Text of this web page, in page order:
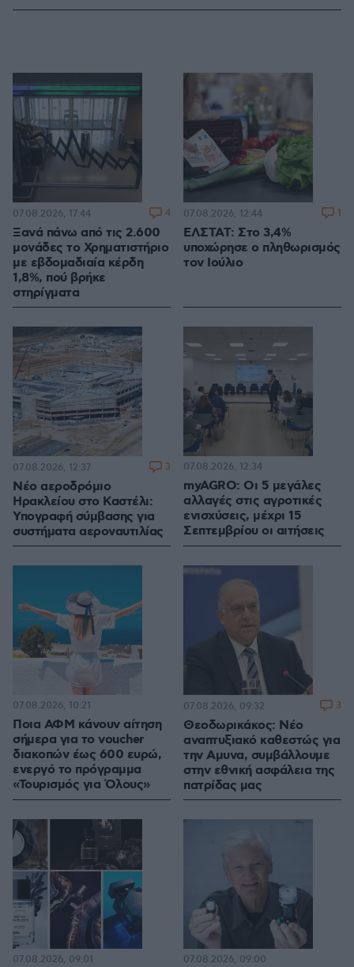
Ξανά πάνω από τις 2.600
μονάδες το Χρηματιστήριο
με εβδομαδιαία κέρδη
1,8%, πού βρήκε
στηρίγματα
07.08.2026, 17:44 4
ΕΛΣΤΑΤ: Στο 3,4%
υποχώρησε ο πληθωρισμός
τον Ιούλιο
07.08.2026, 12:44 1
Νέο αεροδρόμιο
Ηρακλείου στο Καστέλι:
Υπογραφή σύμβασης για
συστήματα αεροναυτιλίας
07.08.2026, 12:37 3
myAGRO: Οι 5 μεγάλες
αλλαγές στις αγροτικές
ενισχύσεις, μέχρι 15
Σεπτεμβρίου οι αιτήσεις
07.08.2026, 12:34
Ποια ΑΦΜ κάνουν αίτηση
σήμερα για το voucher
διακοπών έως 600 ευρώ,
ενεργό το πρόγραμμα
«Τουρισμός για Όλους»
07.08.2026, 10:21
Θεοδωρικάκος: Νέο
αναπτυξιακό καθεστώς για
την Αμυνα, συμβάλλουμε
στην εθνική ασφάλεια της
πατρίδας μας
07.08.2026, 09:32 3
07.08.2026, 09:01 07.08.2026, 09:00